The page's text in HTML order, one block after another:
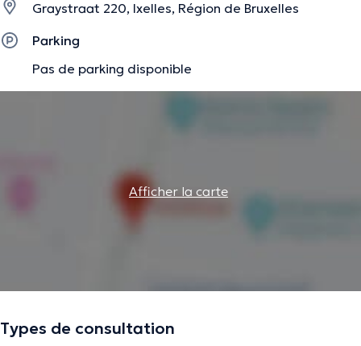
Graystraat 220, Ixelles, Région de Bruxelles
Parking
Pas de parking disponible
Afficher la carte
Types de consultation